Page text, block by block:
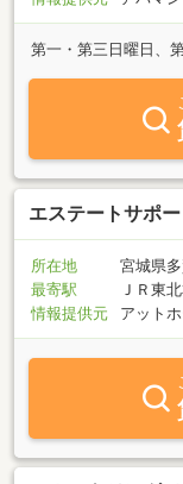
第一・第三日曜日、
エステートサポー
所在地
宮城県
最寄駅
ＪＲ東
情報提供元
アット